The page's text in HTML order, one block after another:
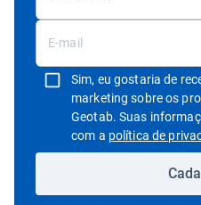
Sim, eu gostaria de
marketing sobre os
Geotab. Suas
com a política de